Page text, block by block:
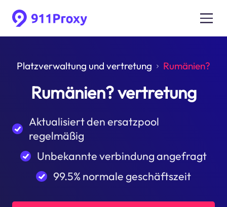
Platzverwaltung und vertretung Rumänien?
Rumänien? vertretung
Aktualisiert den ersatzpool
regelmäßig
Unbekannte verbindung angefragt
99.5% normale geschäftszeit